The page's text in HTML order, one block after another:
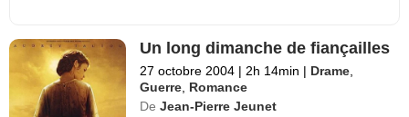
Un long dimanche de fiançailles
27 octobre 2004 | 2h 14min | Drame
Guerre Romance
De Jean-Pierre Jeunet